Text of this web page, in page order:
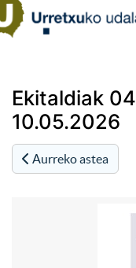
Ekitaldiak
10.05.2026
Aurreko astea